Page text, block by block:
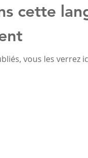
cette
vous les verrez